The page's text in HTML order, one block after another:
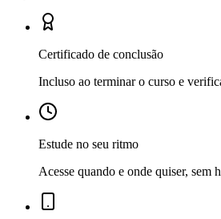
Certificado de conclusão
Incluso ao terminar o curso e
Estude no seu ritmo
Acesse quando e onde quiser, sem